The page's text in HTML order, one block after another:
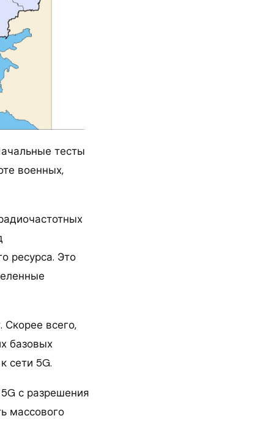
тесты
военных,
ресурса. Это
всего,
базовых
сети 5G.
с разрешения
массового